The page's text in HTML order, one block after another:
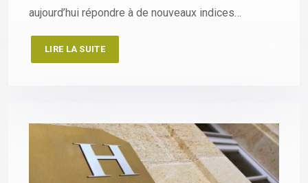
aujourd’hui répondre à de nouveaux indices…
LIRE LA SUITE